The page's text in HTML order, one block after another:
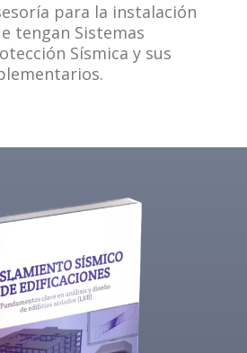
para la instalación
tengan Sistemas
Sísmica y sus